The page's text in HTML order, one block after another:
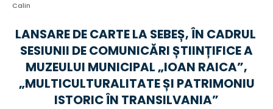
Calin
LANSARE DE CARTE LA SEBEȘ, ÎN CADRUL
SESIUNII DE COMUNICĂRI ȘTIINȚIFICE A
MUZEULUI MUNICIPAL „IOAN RAICA”,
„MULTICULTURALITATE ȘI PATRIMONIU
ISTORIC ÎN TRANSILVANIA”